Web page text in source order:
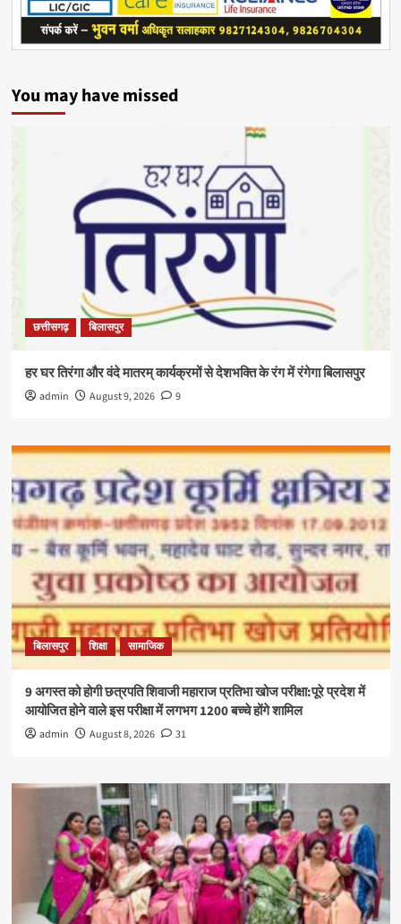
You may have missed
छत्तीसगढ़ बिलासपुर
हर घर तिरंगा और वंदे मातरम् कार्यक्रमों से देशभक्ति के रंग में रंगेगा बिलासपुर
admin August 9, 2026 9
बिलासपुर शिक्षा सामाजिक
9 अगस्त को होगी छत्रपति शिवाजी महाराज प्रतिभा खोज परीक्षा:पूरे प्रदेश में
आयोजित होने वाले इस परीक्षा में लगभग 1200 बच्चे होंगे शामिल
admin August 8, 2026 31